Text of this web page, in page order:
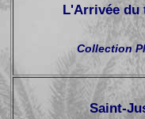
L'Arrivée du
Collection
Saint-